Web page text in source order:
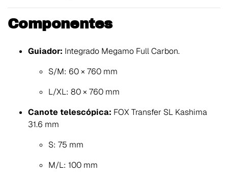
Componentes
Guiador: Integrado Megamo Full Carbon.
S/M: 60 × 760 mm
L/XL: 80 × 760 mm
Canote telescópica: FOX Transfer SL Kashima
31.6 mm
S: 75 mm
M/L: 100 mm